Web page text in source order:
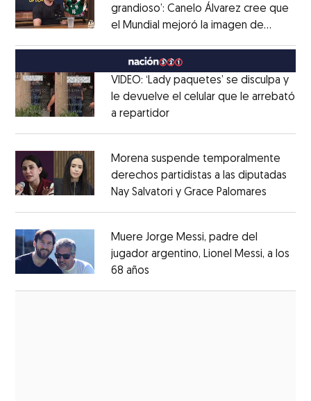
grandioso’: Canelo Álvarez cree que
el Mundial mejoró la imagen de
MéxicoOpens in new window
VIDEO: ‘Lady paquetes’ se disculpa y
le devuelve el celular que le arrebató
a repartidorOpens in new window
Morena suspende temporalmente
derechos partidistas a las diputadas
Nay Salvatori y Grace Palomares
Muere Jorge Messi, padre del
jugador argentino, Lionel Messi, a los
68 años